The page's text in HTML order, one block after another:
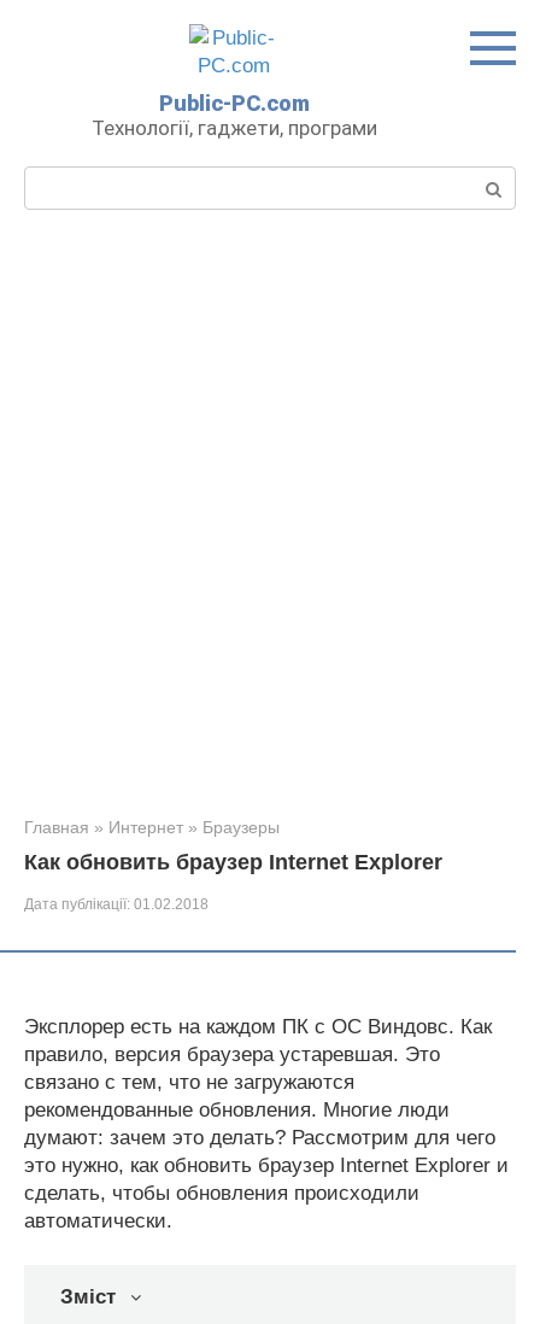
Public-PC.com
Технології, гаджети, програми
Главная » Интернет » Браузеры
Как обновить браузер Internet Explorer
Дата публікації: 01.02.2018
Эксплорер есть на каждом ПК с ОС Виндовс. Как
правило, версия браузера устаревшая. Это
связано с тем, что не загружаются
рекомендованные обновления. Многие люди
думают: зачем это делать? Рассмотрим для чего
это нужно, как обновить браузер Internet Explorer и
сделать, чтобы обновления происходили
автоматически.
Зміст